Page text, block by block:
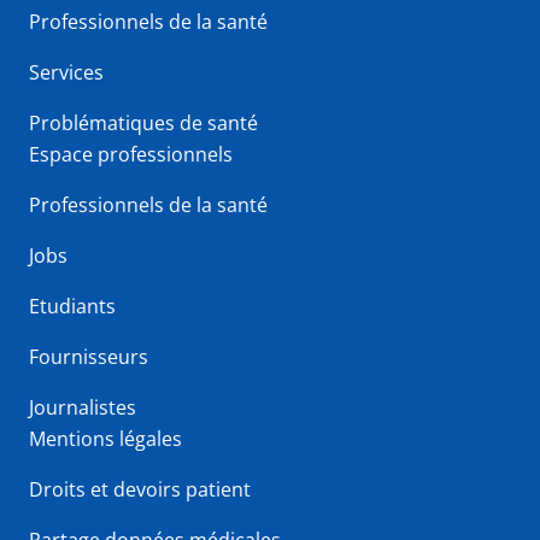
Professionnels de la santé
Services
Problématiques de santé
Espace professionnels
Professionnels de la santé
Jobs
Etudiants
Fournisseurs
Journalistes
Mentions légales
Droits et devoirs patient